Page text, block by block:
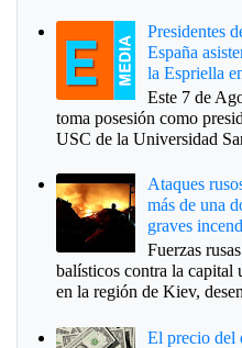
Presidentes
España
la Espriella
Este 7 de
toma posesión como
USC de la Universidad
Ataques
más de una
graves
Fuerzas
balísticos contra la capital
en la región de Kiev,
El precio del